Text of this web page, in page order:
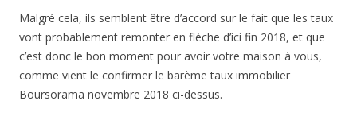
Malgré cela, ils semblent être d’accord sur le fait que les taux
vont probablement remonter en flèche d’ici fin 2018, et que
c’est donc le bon moment pour avoir votre maison à vous,
comme vient le confirmer le barème taux immobilier
Boursorama novembre 2018 ci-dessus.